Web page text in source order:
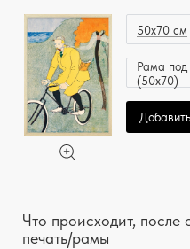
50x70 см
Рама под
(50x70)
Что происходит,
печать/рамы